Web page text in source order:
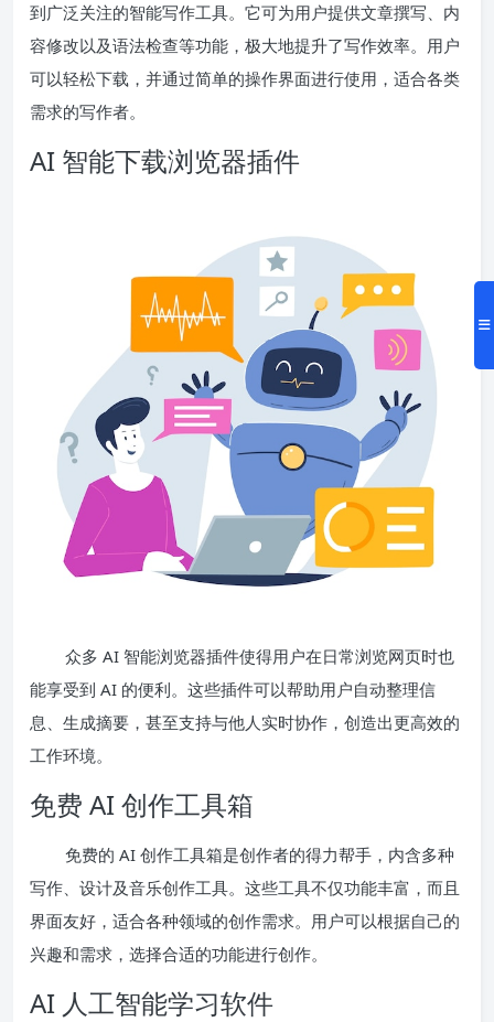
到广泛关注的智能写作工具。它可为用户提供文章撰写、内
容修改以及语法检查等功能，极大地提升了写作效率。用户
可以轻松下载，并通过简单的操作界面进行使用，适合各类
需求的写作者。
AI 智能下载浏览器插件
众多 AI 智能浏览器插件使得用户在日常浏览网页时也
能享受到 AI 的便利。这些插件可以帮助用户自动整理信
息、生成摘要，甚至支持与他人实时协作，创造出更高效的
工作环境。
免费 AI 创作工具箱
免费的 AI 创作工具箱是创作者的得力帮手，内含多种
写作、设计及音乐创作工具。这些工具不仅功能丰富，而且
界面友好，适合各种领域的创作需求。用户可以根据自己的
兴趣和需求，选择合适的功能进行创作。
AI 人工智能学习软件